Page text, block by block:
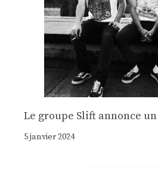
Le groupe Slift annonce
5 janvier 2024